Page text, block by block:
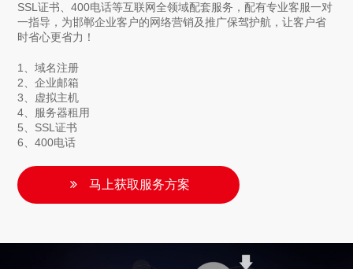
SSL证书、400电话等互联网全领域配套服务，配有专业客服一对
一指导，为邯郸企业客户的网络营销及推广保驾护航，让客户省
时省心更省力！
1、域名注册
2、企业邮箱
3、虚拟主机
4、服务器租用
5、SSL证书
6、400电话
马上获取服务方案